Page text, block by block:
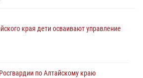
края дети осваивают управление
по Алтайскому краю